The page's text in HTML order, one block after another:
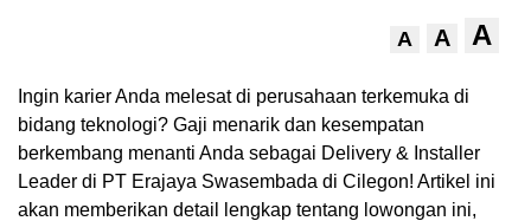
A A A
Ingin karier Anda melesat di perusahaan terkemuka di
bidang teknologi? Gaji menarik dan kesempatan
berkembang menanti Anda sebagai Delivery & Installer
Leader di PT Erajaya Swasembada di Cilegon! Artikel ini
akan memberikan detail lengkap tentang lowongan ini,